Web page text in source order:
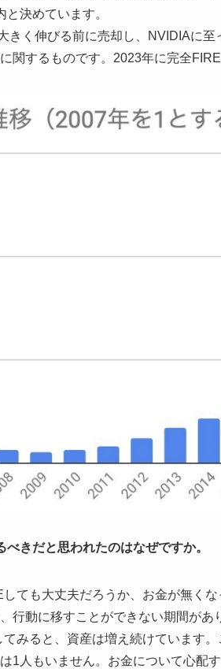
決めています。
きく伸びる前に売却し、NVIDIAに
関するものです。2023年に完全
べきだと思われたのはなぜですか。
しても大丈夫だろうか、お金が無く
行動に移すことができない期間があ
みると、資産は増え続けています
1人もいません。お金について心配